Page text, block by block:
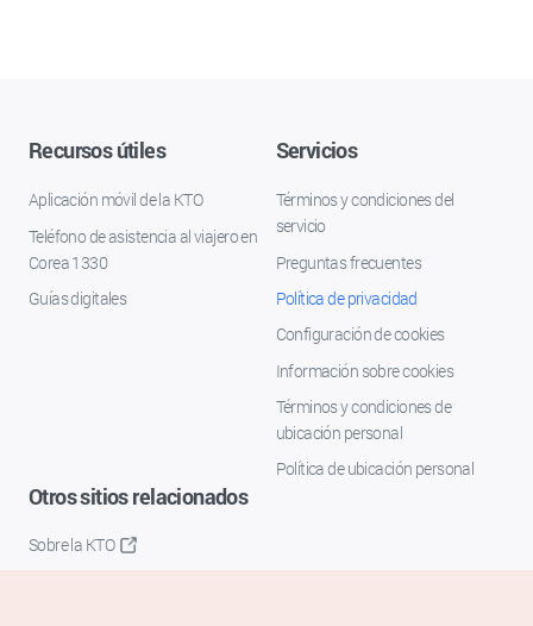
Recursos útiles
Aplicación móvil de la KTO
Teléfono de asistencia al viajero en
Corea 1330
Guías digitales
Servicios
Términos y condiciones del
servicio
Preguntas frecuentes
Política de privacidad
Configuración de cookies
Información sobre cookies
Términos y condiciones de
ubicación personal
Política de ubicación personal
Otros sitios relacionados
Sobre la KTO